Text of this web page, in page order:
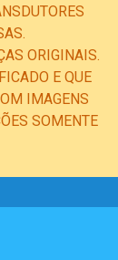
ORIGINAIS.
E QUE
IMAGENS
SOMENTE